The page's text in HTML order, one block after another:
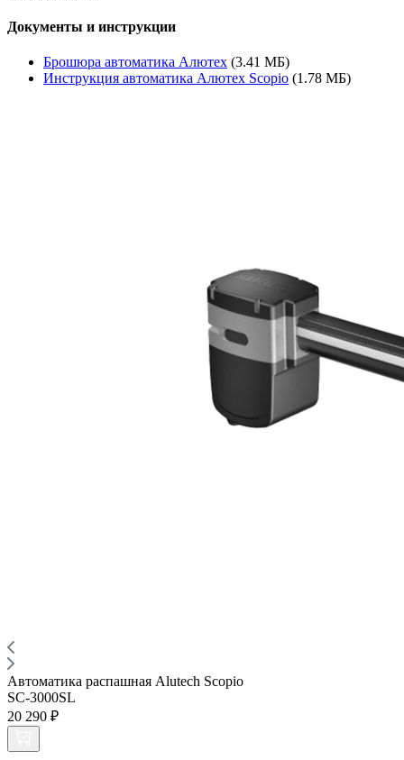
Документы и инструкции
Брошюра автоматика Алютех (3.41 МБ)
Инструкция автоматика Алютех Scopio (1.78 МБ)
Автоматика распашная Alutech Scopio
SC-3000SL
20 290 ₽